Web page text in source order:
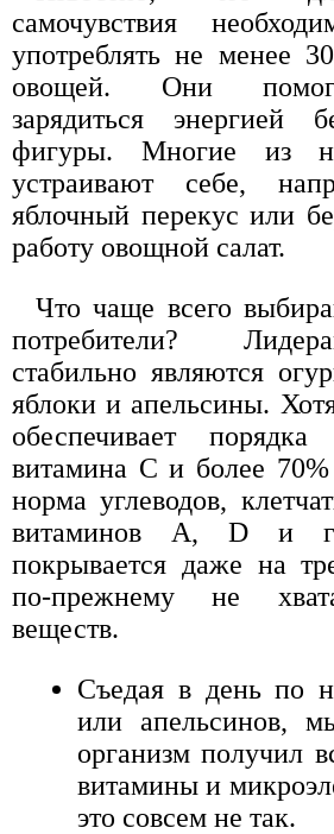
самочувствия
употреблять не менее
овощей. Они
зарядиться энергией
фигуры. Многие из
устраивают себе,
яблочный перекус или
работу овощной салат.
Что чаще всего
потребители?
стабильно являются
яблоки и апельсины.
обеспечивает
витамина С и более
норма углеводов,
витаминов A, D и
покрывается даже на
по-прежнему не
веществ.
Съедая в день по
или апельсинов,
организм получил
витамины и
это совсем не так.